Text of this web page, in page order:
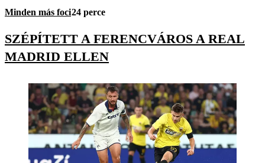
Minden más foci24 perce
SZÉPÍTETT A FERENCVÁROS A REAL
MADRID ELLEN